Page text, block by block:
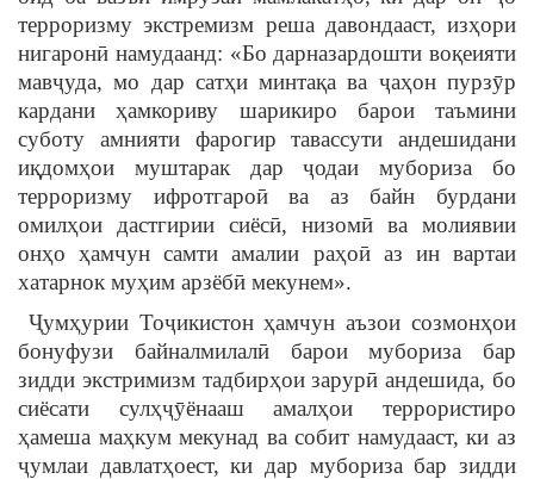
терроризму экстремизм реша давондааст, изҳори
нигаронӣ намудаанд: «Бо дарназардошти воқеияти
мавҷуда, мо дар сатҳи минтақа ва ҷаҳон пурзӯр
кардани ҳамкориву шарикиро барои таъмини
суботу амнияти фарогир тавассути андешидани
иқдомҳои муштарак дар ҷодаи мубориза бо
терроризму ифротгароӣ ва аз байн бурдани
омилҳои дастгирии сиёсӣ, низомӣ ва молиявии
онҳо ҳамчун самти амалии раҳоӣ аз ин вартаи
хатарнок муҳим арзёбӣ мекунем».
Ҷумҳурии Тоҷикистон ҳамчун аъзои созмонҳои
бонуфузи байналмилалӣ барои мубориза бар
зидди экстримизм тадбирҳои зарурӣ андешида, бо
сиёсати сулҳҷӯёнааш амалҳои террористиро
ҳамеша маҳкум мекунад ва собит намудааст, ки аз
ҷумлаи давлатҳоест, ки дар мубориза бар зидди